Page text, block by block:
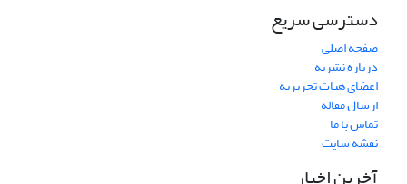
دسترسی سریع
صفحه اصلی
درباره نشریه
اعضای هیات تحریریه
ارسال مقاله
تماس با ما
نقشه سایت
آخرین اخبار